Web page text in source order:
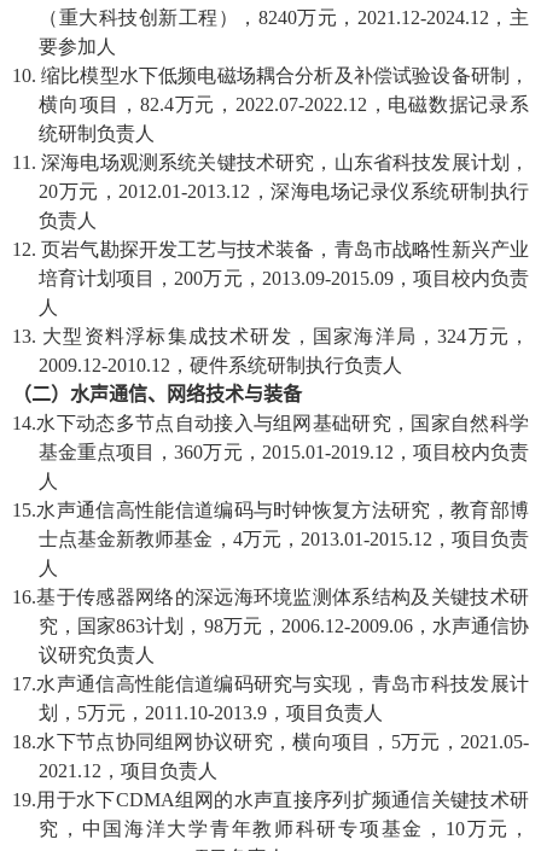
（重大科技创新工程）， 8240万元， 2021.12-2024.12 ，主
要参加人
10.缩比模型水下低频电磁场耦合分析及补偿试验设备研制，
横向项目， 82.4万元， 2022.07-2022.12 ，电磁数据记录系
统研制负责人
11.深海电场观测系统关键技术研究，山东省科技发展计划，
20万元， 2012.01-2013.12 ，深海电场记录仪系统研制执行
负责人
12.页岩气勘探开发工艺与技术装备，青岛市战略性新兴产业
培育计划项目， 200万元， 2013.09-2015.09，项目校内负责
人
13. 大型资料浮标集成技术研发，国家海洋局，324万元，
2009.12-2010.12 ，硬件系统研制执行负责人
（二）水声通信、网络技术与装备
14.水下动态多节点自动接入与组网基础研究，国家自然科学
基金重点项目，360万元， 2015.01-2019.12 ，项目校内负责
人
15.水声通信高性能信道编码与时钟恢复方法研究，教育部博
士点基金新教师基金， 4万元， 2013.01-2015.12 ，项目负责
人
16.基于传感器网络的深远海环境监测体系结构及关键技术研
究，国家863计划， 98万元， 2006.12-2009.06，水声通信协
议研究负责人
17.水声通信高性能信道编码研究与实现，青岛市科技发展计
划， 5万元， 2011.10-2013.9 ，项目负责人
18.水下节点协同组网协议研究，横向项目， 5万元， 2021.05-
2021.12 ，项目负责人
19.用于水下CDMA组网的水声直接序列扩频通信关键技术研
究，中国海洋大学青年教师科研专项基金， 10万元，